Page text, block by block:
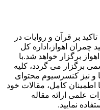
بر قرآن و روایات در
شهید چمران اهواز،اداره کل
برگزار خواهد شد.با
برگزار می گردد، کلیه
و نیز کنسرسیوم محتوای
اطمینان کامل، مقالات خود
علمی ارائه مقاله
نمایید.